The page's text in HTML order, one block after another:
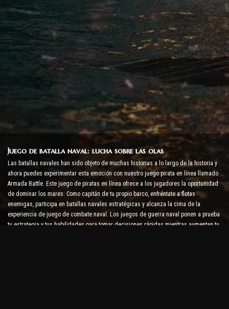
Juego de batalla naval: lucha sobre las olas
Las batallas navales han sido objeto de muchas historias a lo largo de la historia y
ahora puedes experimentar esta emoción con nuestro juego pirata en línea llamado
Armada Battle. Este juego de piratas en línea ofrece a los jugadores la oportunidad
de dominar los mares. Como capitán de tu propio barco, enfréntate a flotas
enemigas, participa en batallas navales estratégicas y alcanza la cima de la
experiencia de juego de combate naval. Los juegos de guerra naval ponen a prueba
tu estrategia y tus habilidades para tomar decisiones rápidas mientras aumentan tu